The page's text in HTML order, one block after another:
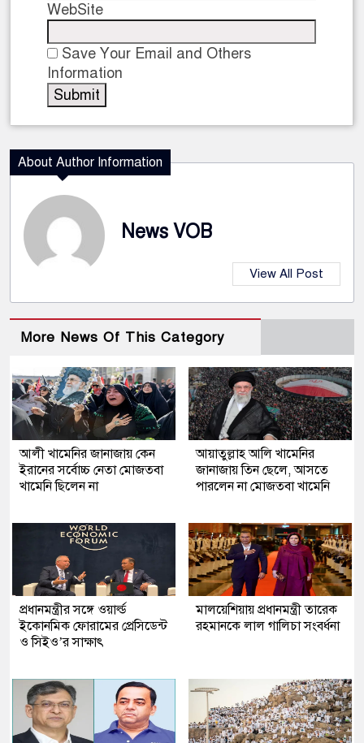
WebSite
Save Your Email and Others
Information
About Author Information
News VOB
View All Post
More News Of This Category
আলী খামেনির জানাজায় কেন
ইরানের সর্বোচ্চ নেতা মোজতবা
খামেনি ছিলেন না
আয়াতুল্লাহ আলি খামেনির
জানাজায় তিন ছেলে, আসতে
পারলেন না মোজতবা খামেনি
প্রধানমন্ত্রীর সঙ্গে ওয়ার্ল্ড
ইকোনমিক ফোরামের প্রেসিডেন্ট
ও সিইও’র সাক্ষাৎ
মালয়েশিয়ায় প্রধানমন্ত্রী তারেক
রহমানকে লাল গালিচা সংবর্ধনা